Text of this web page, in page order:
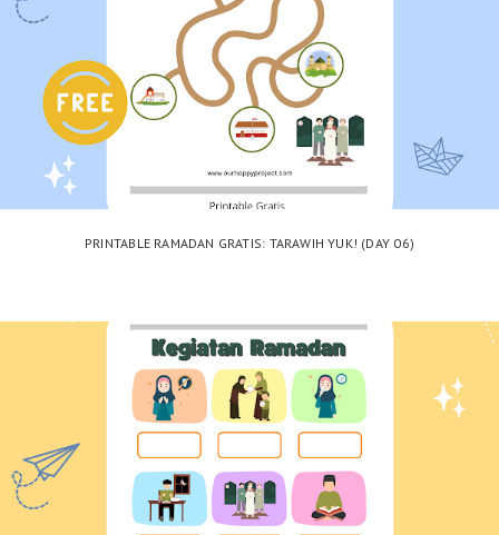
PRINTABLE RAMADAN GRATIS: TARAWIH YUK! (DAY 06)